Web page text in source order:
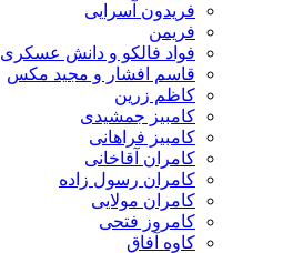
فریدون آسرایی
فریمن
فواد فالکو و دانش عسکری
قاسم افشار و مجید مکس
کاظم زرین
کامبیز جمشیدی
کامبیز فراهانی
کامران آقاخانی
کامران رسول زاده
کامران مولایی
کامروز فتحی
کاوه آفاق